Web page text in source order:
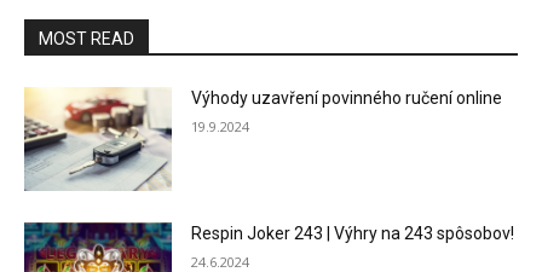
MOST READ
Výhody uzavření povinného ručení online
19.9.2024
Respin Joker 243 | Výhry na 243 spôsobov!
24.6.2024